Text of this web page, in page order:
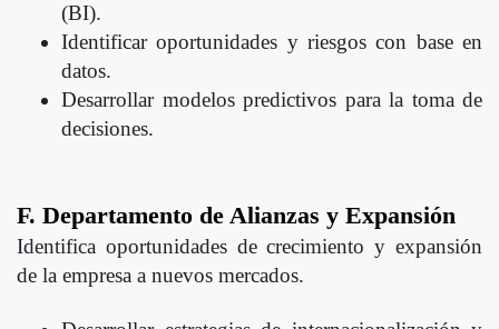
(BI).
Identificar oportunidades y riesgos con base en
datos.
Desarrollar modelos predictivos para la toma de
decisiones.
F. Departamento de Alianzas y Expansión
Identifica oportunidades de crecimiento y expansión
de la empresa a nuevos mercados.